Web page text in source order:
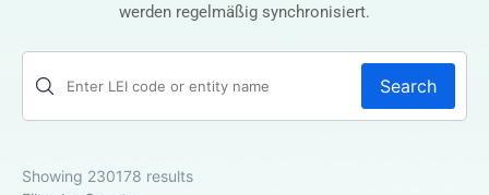
werden regelmäßig synchronisiert.
Search
Showing 230178 results